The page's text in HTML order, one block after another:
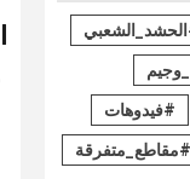
#فيدوهات
#مقاطع_متفرقة